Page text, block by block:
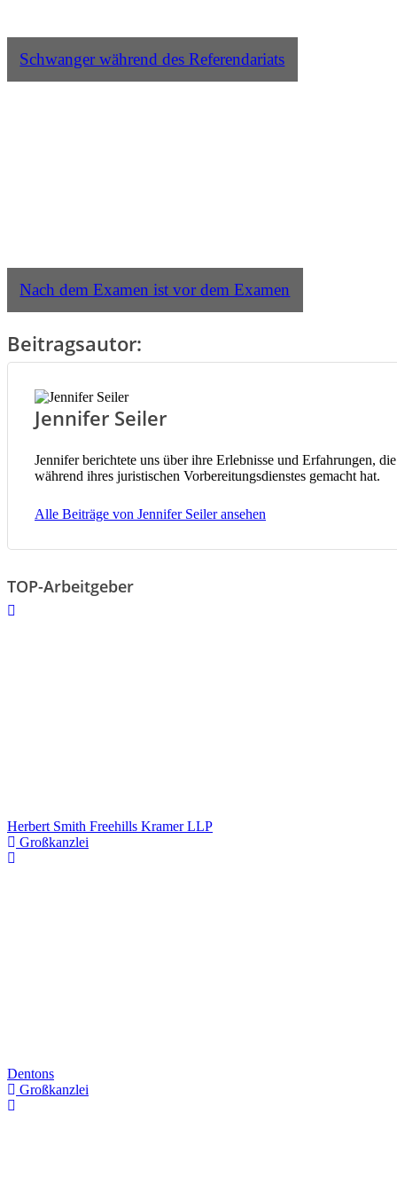
Schwanger während des Referendariats
Nach dem Examen ist vor dem Examen
Beitragsautor:
Jennifer Seiler
Jennifer berichtete uns über ihre Erlebnisse und Erfahrungen,
während ihres juristischen Vorbereitungsdienstes gemacht hat.
Alle Beiträge von Jennifer Seiler ansehen
TOP-Arbeitgeber
Herbert Smith Freehills Kramer LLP
Großkanzlei
Dentons
Großkanzlei